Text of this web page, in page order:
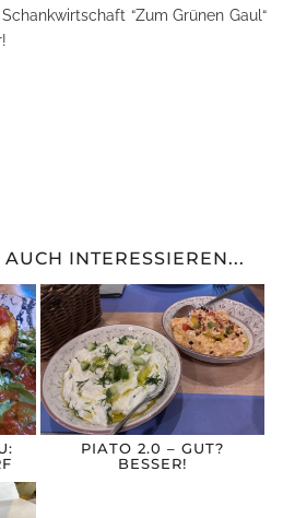
“Zum Grünen Gaul“
INTERESSIEREN...
PIATO 2.0 – GUT?
BESSER!